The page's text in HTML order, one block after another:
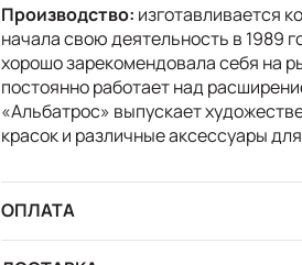
Производство: изготавливается
начала свою деятельность в 1989
хорошо зарекомендовала себя на
постоянно работает над
«Альбатрос» выпускает
красок и различные аксессуары
ОПЛАТА